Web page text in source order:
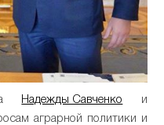
Надежды Савченко и
аграрной политики и